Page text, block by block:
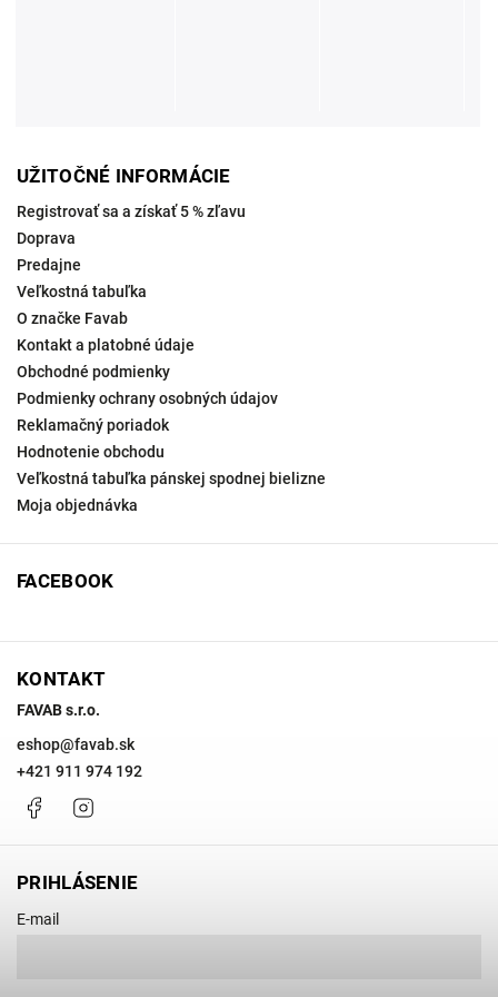
UŽITOČNÉ INFORMÁCIE
Registrovať sa a získať 5 % zľavu
Doprava
Predajne
Veľkostná tabuľka
O značke Favab
Kontakt a platobné údaje
Obchodné podmienky
Podmienky ochrany osobných údajov
Reklamačný poriadok
Hodnotenie obchodu
Veľkostná tabuľka pánskej spodnej bielizne
Moja objednávka
FACEBOOK
KONTAKT
FAVAB s.r.o.
eshop@favab.sk
+421 911 974 192
Facebook
PRIHLÁSENIE
E-mail